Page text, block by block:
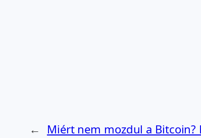
←
Miért nem mozdul a Bitcoin?